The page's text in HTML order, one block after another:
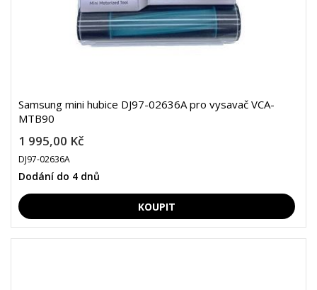
Samsung mini hubice DJ97-02636A pro vysavač VCA-
MTB90
1 995,00 Kč
DJ97-02636A
Dodání do 4 dnů